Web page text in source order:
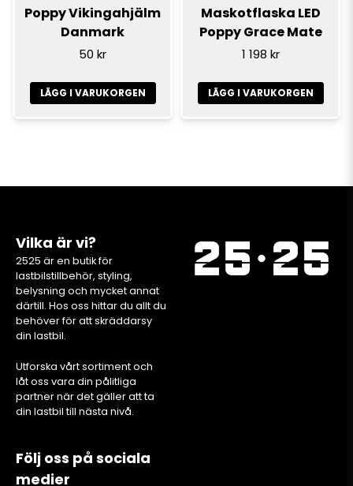
Poppy Vikingahjälm
Danmark
50 kr
LÄGG I VARUKORGEN
Maskotflaska LED
Poppy Grace Mate
1 198 kr
LÄGG I VARUKORGEN
Vilka är vi?
2525 är en butik för
lastbilstillbehör, styling,
belysning och mycket annat
därtill. Hos oss hittar du allt du
behöver för att skräddarsy
din lastbil.
Utforska vårt sortiment och
låt oss vara din pålitliga
partner när det gäller att ta
din lastbil till nästa nivå.
Följ oss på sociala
medier